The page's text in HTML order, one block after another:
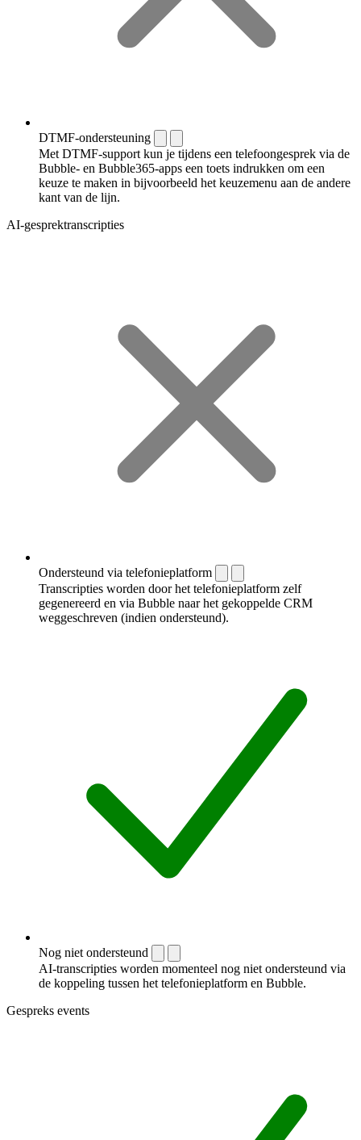
DTMF-ondersteuning
Met DTMF-support kun je tijdens een telefoongesprek via de
Bubble- en Bubble365-apps een toets indrukken om een
keuze te maken in bijvoorbeeld het keuzemenu aan de andere
kant van de lijn.
AI-gesprektranscripties
Ondersteund via telefonieplatform
Transcripties worden door het telefonieplatform zelf
gegenereerd en via Bubble naar het gekoppelde CRM
weggeschreven (indien ondersteund).
Nog niet ondersteund
AI-transcripties worden momenteel nog niet ondersteund via
de koppeling tussen het telefonieplatform en Bubble.
Gespreks events